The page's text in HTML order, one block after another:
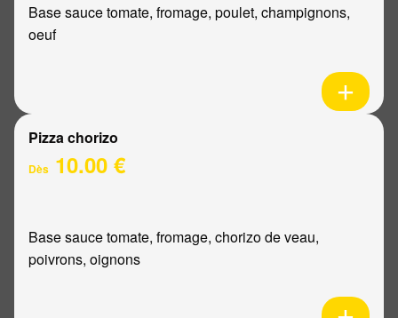
Base sauce tomate, fromage, poulet, champignons,
oeuf
Pizza chorizo
Dès 10.00 €
Base sauce tomate, fromage, chorizo de veau,
poivrons, oignons